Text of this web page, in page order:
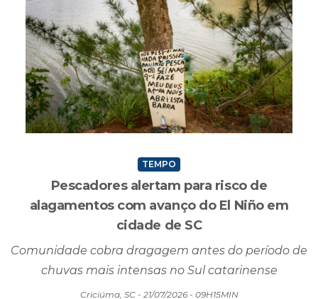
TEMPO
Pescadores alertam para risco de
alagamentos com avanço do El Niño em
cidade de SC
Comunidade cobra dragagem antes do período de
chuvas mais intensas no Sul catarinense
Criciúma, SC - 21/07/2026 - 09H15MIN